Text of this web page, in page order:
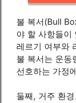
불 복서(Bull
야 할 사항들이
레르기 여부와
불 복서는 운동
선호하는 가정
둘째, 거주 환